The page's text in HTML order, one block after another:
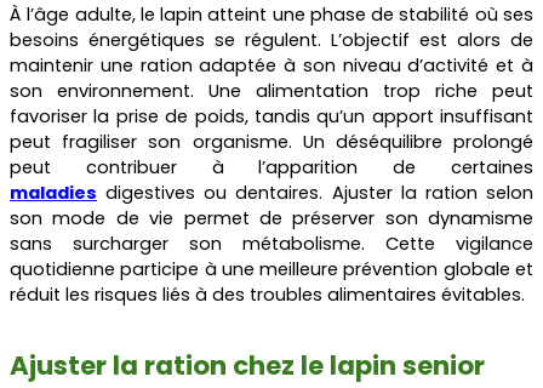
À l’âge adulte, le lapin atteint une phase de stabilité où ses
besoins énergétiques se régulent. L’objectif est alors de
maintenir une ration adaptée à son niveau d’activité et à
son environnement. Une alimentation trop riche peut
favoriser la prise de poids, tandis qu’un apport insuffisant
peut fragiliser son organisme. Un déséquilibre prolongé
peut contribuer à l’apparition de certaines
maladies digestives ou dentaires. Ajuster la ration selon
son mode de vie permet de préserver son dynamisme
sans surcharger son métabolisme. Cette vigilance
quotidienne participe à une meilleure prévention globale et
réduit les risques liés à des troubles alimentaires évitables.
Ajuster la ration chez le lapin senior